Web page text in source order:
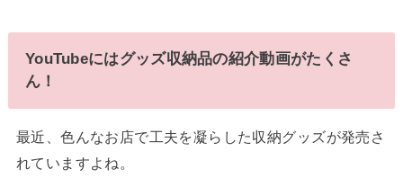
YouTubeにはグッズ収納品の紹介動画がたくさ
ん！
最近、色んなお店で工夫を凝らした収納グッズが発売さ
れていますよね。